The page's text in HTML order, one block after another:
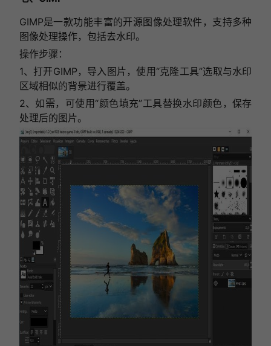
GIMP是一款功能丰富的开源图像处理软件，支持多种
图像处理操作，包括去水印。
操作步骤：
1、打开GIMP，导入图片，使用“克隆工具”选取与水印
区域相似的背景进行覆盖。
2、如需，可使用“颜色填充”工具替换水印颜色，保存
处理后的图片。